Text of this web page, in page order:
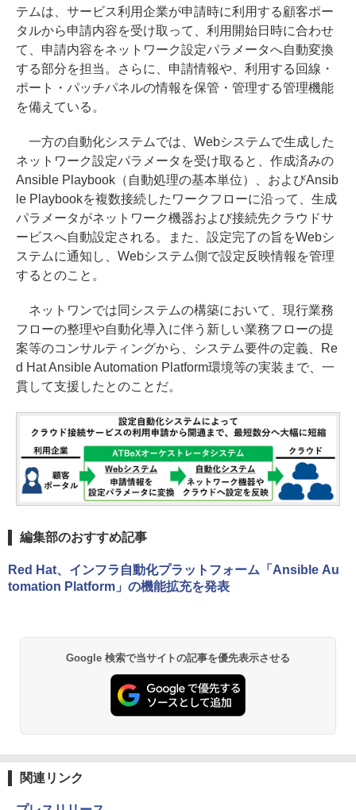
テムは、サービス利用企業が申請時に利用する顧客ポー
タルから申請内容を受け取って、利用開始日時に合わせ
て、申請内容をネットワーク設定パラメータへ自動変換
する部分を担当。さらに、申請情報や、利用する回線・
ポート・パッチパネルの情報を保管・管理する管理機能
を備えている。
一方の自動化システムでは、Webシステムで生成した
ネットワーク設定パラメータを受け取ると、作成済みの
Ansible Playbook（自動処理の基本単位）、およびAnsib
le Playbookを複数接続したワークフローに沿って、生成
パラメータがネットワーク機器および接続先クラウドサ
ービスへ自動設定される。また、設定完了の旨をWebシ
ステムに通知し、Webシステム側で設定反映情報を管理
するとのこと。
ネットワンでは同システムの構築において、現行業務
フローの整理や自動化導入に伴う新しい業務フローの提
案等のコンサルティングから、システム要件の定義、Re
d Hat Ansible Automation Platform環境等の実装まで、一
貫して支援したとのことだ。
編集部のおすすめ記事
Red Hat、インフラ自動化プラットフォーム「Ansible Au
tomation Platform」の機能拡充を発表
Google 検索で当サイトの記事を優先表示させる
関連リンク